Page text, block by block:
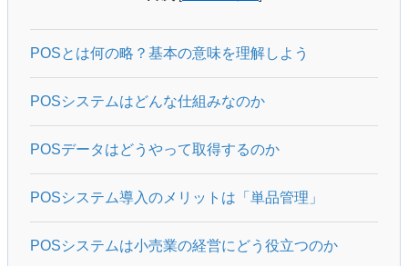
POSとは何の略？基本の意味を理解しよう
POSシステムはどんな仕組みなのか
POSデータはどうやって取得するのか
POSシステム導入のメリットは「単品管理」
POSシステムは小売業の経営にどう役立つのか